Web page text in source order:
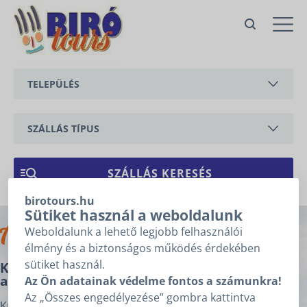
birotours.hu
Sütiket használ a weboldalunk
Weboldalunk a lehető legjobb felhasználói
élmény és a biztonságos működés érdekében
sütiket használ.
Az Ön adatainak védelme fontos a számunkra!
Az „Összes engedélyezése” gombra kattintva
TELEPÜLÉS
CSERSZEGTOMAJ
GYENESDIÁS
HÉVÍZ
KESZTHELY
VONYARCVASHEGY
SZÁLLÁS TÍPUS
APARTMAN
Archívum
Krisztián & Roland Apartments – 4 medencés
apartman Vonyarcvashegyen (Nr. 18)
Krisztián & Roland Apartments – 4
medencés apartman
Vonyarcvashegy,
Ajánlatkérés
Ajánlatkéréshez kérjük töltse ki
1
Árajánlatkérésre
vonatkozó adatok 2 3
ÉRKEZÉS*
TÁVOZÁS*
Nem tudom az érkezésem, távozásom dátumát.